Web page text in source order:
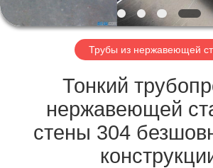
КОНТРОЛЬ
КАЧЕСТВА
СВЯЖИТЕСЬ
НАМИ
Трубы из нержавеющей
Тонкий
нержавеющей
стены 304